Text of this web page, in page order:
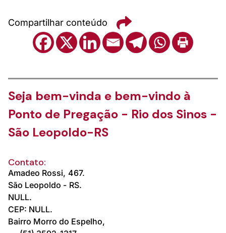
Compartilhar conteúdo
Seja bem-vinda e bem-vindo à
Ponto de Pregação - Rio dos Sinos -
São Leopoldo-RS
Contato:
Amadeo Rossi, 467.
São Leopoldo - RS.
NULL.
CEP: NULL.
Bairro Morro do Espelho,